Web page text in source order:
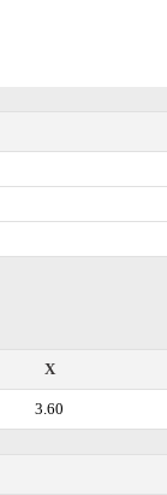
X
3.60